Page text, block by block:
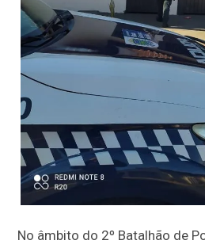
No âmbito do 2º Batalhão de